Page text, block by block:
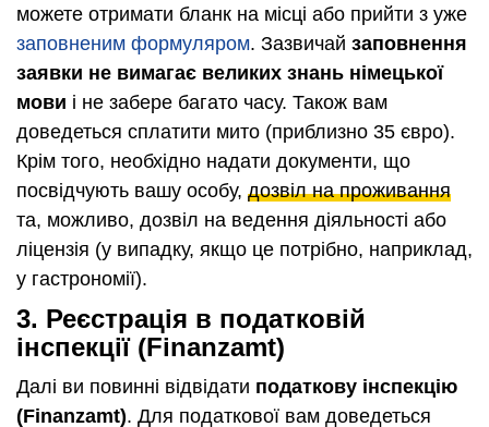
можете отримати бланк на місці або прийти з уже
заповненим формуляром. Зазвичай заповнення
заявки не вимагає великих знань німецької
мови і не забере багато часу. Також вам
доведеться сплатити мито (приблизно 35 євро).
Крім того, необхідно надати документи, що
посвідчують вашу особу, дозвіл на проживання
та, можливо, дозвіл на ведення діяльності або
ліцензія (у випадку, якщо це потрібно, наприклад,
у гастрономії).
3. Реєстрація в податковій
інспекції (Finanzamt)
Далі ви повинні відвідати податкову інспекцію
(Finanzamt). Для податкової вам доведеться